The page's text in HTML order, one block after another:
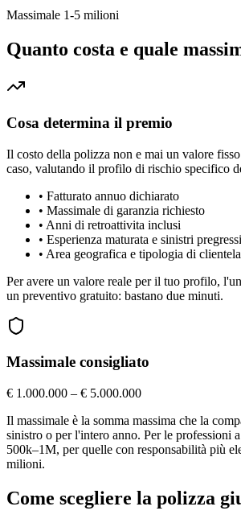
Massimale 1-5 milioni
Quanto costa e quale
Cosa determina il premio
Il costo della polizza non e mai un valore
caso, valutando il profilo di rischio specifico
• Fatturato annuo dichiarato
• Massimale di garanzia richiesto
• Anni di retroattivita inclusi
• Esperienza maturata e sinistri pregressi
• Area geografica e tipologia di clientela
Per avere un valore reale per il tuo profilo,
un preventivo gratuito: bastano due minuti.
Massimale consigliato
€ 1.000.000 – € 5.000.000
Il massimale è la somma massima che la
sinistro o per l'intero anno. Per le professioni
500k–1M, per quelle con responsabilità più
milioni.
Come scegliere la polizza